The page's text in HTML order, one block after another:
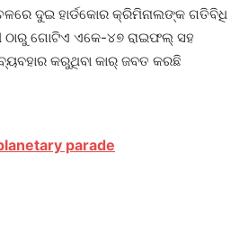
ଦୁଇ ହାର୍ଡକୋର କ୍ରିମିନାଲଙ୍କ ଗତିବିଧି
ଠାରୁ ଗୋଟିଏ ଏକେ-୪୭ ରାଇଫଲ୍ ସହ
କରୁଥିବା କାର୍ ଜବତ କରଛି
parade